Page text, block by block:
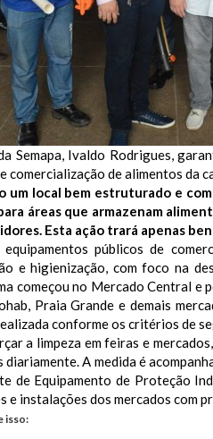
Semapa, Ivaldo Rodrigues,
comercialização de alimentos da
um local bem estruturado e
áreas que armazenam
Esta ação trará apenas
equipamentos públicos de
e higienização, com foco na
começou no Mercado Central e
Praia Grande e demais
conforme os critérios de
a limpeza em feiras e
A medida é
de Equipamento de Proteção
e instalações dos mercados com
isso: